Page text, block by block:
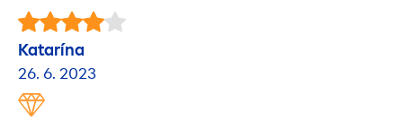
Katarína
26. 6. 2023